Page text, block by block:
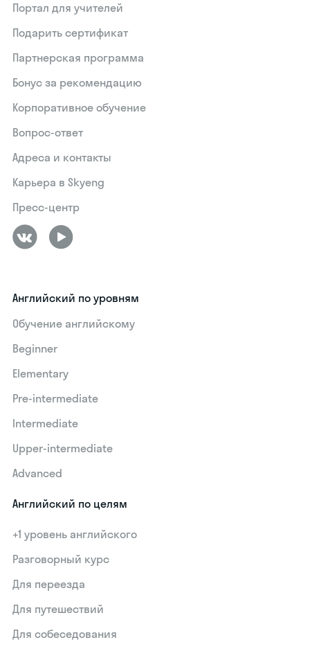
Портал для учителей
Подарить сертификат
Партнерская программа
Бонус за рекомендацию
Корпоративное обучение
Вопрос-ответ
Адреса и контакты
Карьера в Skyeng
Пресс-центр
Английский по уровням
Обучение английскому
Beginner
Elementary
Pre-intermediate
Intermediate
Upper-intermediate
Advanced
Английский по целям
+1 уровень английского
Разговорный курс
Для переезда
Для путешествий
Для собеседования